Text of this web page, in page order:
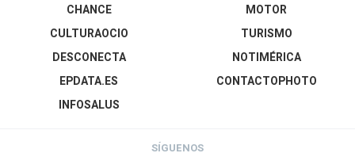
CHANCE
CULTURAOCIO
DESCONECTA
EPDATA.ES
INFOSALUS
MOTOR
TURISMO
NOTIMÉRICA
CONTACTOPHOTO
SÍGUENOS